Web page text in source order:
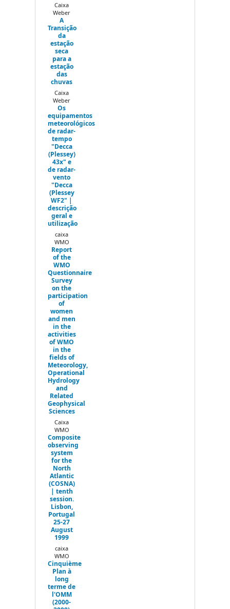
Caixa
Weber
A
Transição
da
estação
seca
para a
estação
das
chuvas
Caixa
Weber
Os
equipamentos
meteorológicos
de radar-
tempo
"Decca
(Plessey)
43x" e
de radar-
vento
"Decca
(Plessey
WF2" |
descrição
geral e
utilização
caixa
WMO
Report
of the
WMO
Questionnaire
Survey
on the
participation
of
women
and men
in the
activities
of WMO
in the
fields of
Meteorology,
Operational
Hydrology
and
Related
Geophysical
Sciences
Caixa
WMO
Composite
observing
system
for the
North
Atlantic
(COSNA)
| tenth
session.
Lisbon,
Portugal
25-27
August
1999
caixa
WMO
Cinquième
Plan à
long
terme de
l'OMM
(2000-